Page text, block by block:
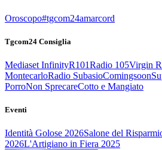
Oroscopo#tgcom24amarcord
Tgcom24 Consiglia
Mediaset InfinityR101Radio 105Virgin
MontecarloRadio SubasioComingsoon
PorroNon SprecareCotto e Mangiato
Eventi
Identità Golose 2026Salone del
2026L'Artigiano in Fiera 2025